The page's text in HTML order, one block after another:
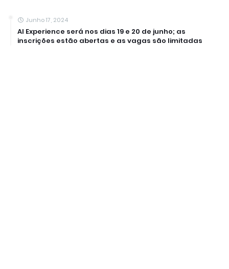
Junho 17, 2024
AI Experience será nos dias 19 e 20 de junho; as
inscrições estão abertas e as vagas são limitadas